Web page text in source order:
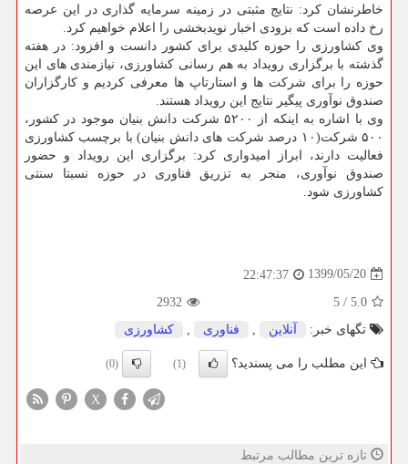
خاطرنشان کرد: نتایج مثبتی در زمینه سرمایه گذاری در این عرصه
رخ داده است که بزودی اخبار نویدبخشی را اعلام خواهیم کرد.
وی کشاورزی را حوزه کلیدی برای کشور دانست و افزود: در هفته
گذشته با برگزاری رویداد به هم رسانی کشاورزی، نیازمندی های این
حوزه را برای شرکت ها و استارتاپ ها معرفی کردیم و کارگزاران
صندوق نوآوری پیگیر نتایج این رویداد هستند.
وی با اشاره به اینکه از ۵۲۰۰ شرکت دانش بنیان موجود در کشور،
۵۰۰ شرکت(۱۰ درصد شرکت های دانش بنیان) با برچسب کشاورزی
فعالیت دارند، ابراز امیدواری کرد: برگزاری این رویداد و حضور
صندوق نوآوری، منجر به تزریق فناوری در حوزه نسبتا سنتی
کشاورزی شود.
1399/05/20
22:47:37
5.0
/
5
2932
تگهای خبر:
آنلاین , فناوری , كشاورزی
این مطلب را می پسندید؟ (1)
(0)
X
تازه ترین مطالب مرتبط